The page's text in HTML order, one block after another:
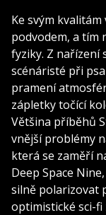
Ke svým
podvodem, a tím
fyziky. Z nařízení
scénáristé při
pramení
zápletky točící
Většina příběhů
vnější problémy
která se zaměří
Deep Space
silně polarizovat
optimistické sci-